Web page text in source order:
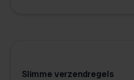
Slimme verzendregels